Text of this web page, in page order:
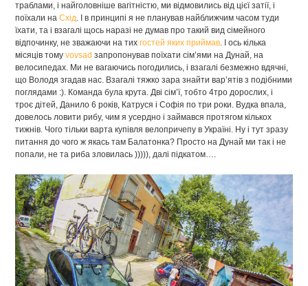
траблами, і найголовніше вагітністю, ми відмовились від цієї затії, і
поїхали наСхід. І в принципі я не планував найближчим часом туди
їхати, та і взагалі щось наразі не думав про такий вид сімейного
відпочинку, не зважаючи на тихгостей яких приймав. І ось кілька
місяців томуvovsad запропонував поїхати сім’ями на Дунай, на
велосипедах. Ми не вагаючись погодились, і взагалі безмежно вдячні,
що Володя згадав нас. Взагалі тяжко зара знайти вар’ятів з подібними
поглядами :). Команда була крута. Дві сім’ї, тобто 4тро дорослих, і
троє дітей, Данило 6 років, Катруся і Софія по три роки. Вудка впала,
довелось ловити рибу, чим я усердно і займався протягом кількох
тижнів. Чого тільки варта купівля велопричепу в Україні. Ну і тут зразу
питання до чого ж якась там Балатонка? Просто на Дунай ми так і не
попали, не та риба зловилась ))))), далі підкатом….